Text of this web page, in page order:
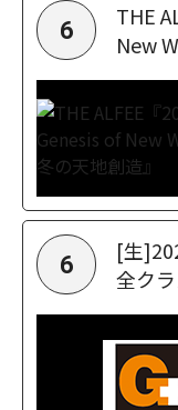
6
THE
New
6
[生
全ク